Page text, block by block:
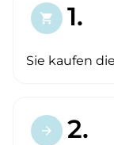
shopping_cart 1.
Sie kaufen
arrow_forward 2.